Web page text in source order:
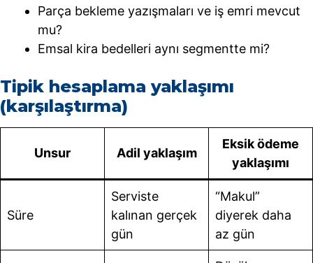
Parça bekleme yazışmaları ve iş emri mevcut
mu?
Emsal kira bedelleri aynı segmentte mi?
Tipik hesaplama yaklaşımı
(karşılaştırma)
Unsur Adil yaklaşım
Eksik ödeme
yaklaşımı
Süre
Serviste
kalınan gerçek
gün
“Makul”
diyerek daha
az gün